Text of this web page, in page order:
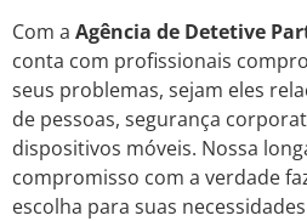
Com a Agência de Detetive
conta com profissionais
seus problemas, sejam eles
de pessoas, segurança
dispositivos móveis. Nossa
compromisso com a verdade
escolha para suas